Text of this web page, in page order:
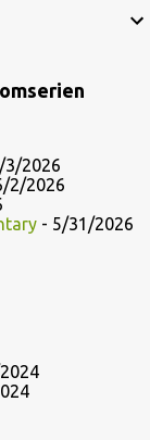
3/2026
2/2026
- 5/31/2026